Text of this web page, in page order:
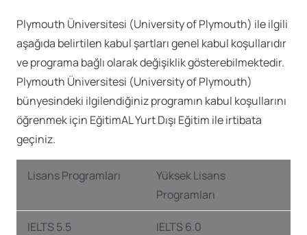
Plymouth Üniversitesi (University of Plymouth) ile ilgili
aşağıda belirtilen kabul şartları genel kabul koşullarıdır
ve programa bağlı olarak değişiklik gösterebilmektedir.
Plymouth Üniversitesi (University of Plymouth)
bünyesindeki ilgilendiğiniz programın kabul koşullarını
öğrenmek için EğitimAL Yurt Dışı Eğitim ile irtibata
geçiniz.
Lisans Programları
Yüksek Lisans
Programları
IELTS 5.5 IELTS 6.0